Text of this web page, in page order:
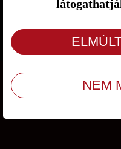
© Copyright 2009 -